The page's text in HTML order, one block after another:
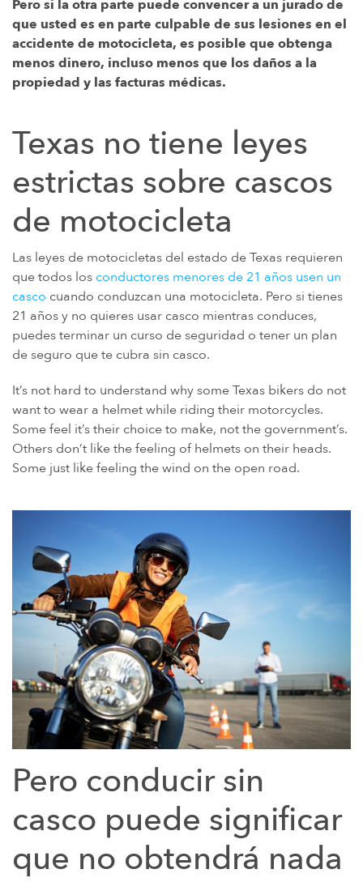
ENFERMEDAD DE LA GUERRA DEL GOLFO Y DISCAPACIDAD DE LOS
VETERANOS
PARAQUAT
MEDICAMENTOS RECETADOS PELIGROSOS
DISPOSITIVOS MÉDICOS DEFECTUOSOS
MIEMBROS DE LA FAMILIA
ABILIFY
BAIR HUGGER
ANTIBIÓTICOS DE FLUOROQUINOLONAS (FLQ)
INVOKANA
FILTROS DE VENA CAVA INFERIOR (FILTROS IVC)
DIU MIRENA
MORCELADORES DE ENERGÍA
PROTON PUMP INHIBITORS (PPI)
POLVO DE TALCO / TALCO
TYLENOL (PARACETAMOL) AUTISMO/TDAH
VIAGRA Y CIALIS (SILDENAFIL)
TEORÍAS DE RESPONSABILIDAD POR PRODUCTOS
PERSONAL INJURY LAW AND MASS TORT VIDEOS
CUÁNTO TIEMPO TIENES PARA TOMAR CIERTAS ACCIONES
Pero si la otra parte puede convencer a un jurado de
que usted es en parte culpable de sus lesiones en el
accidente de motocicleta, es posible que obtenga
menos dinero, incluso menos que los daños a la
propiedad y las facturas médicas.
Texas no tiene leyes
estrictas sobre cascos
de motocicleta
Las leyes de motocicletas del estado de Texas requieren
que todos los conductores menores de 21 años usen un
casco cuando conduzcan una motocicleta. Pero si tienes
21 años y no quieres usar casco mientras conduces,
puedes terminar un curso de seguridad o tener un plan
de seguro que te cubra sin casco.
It’s not hard to understand why some Texas bikers do not
want to wear a helmet while riding their motorcycles.
Some feel it’s their choice to make, not the government’s.
Others don’t like the feeling of helmets on their heads.
Some just like feeling the wind on the open road.
Pero conducir sin
casco puede significar
que no obtendrá nada